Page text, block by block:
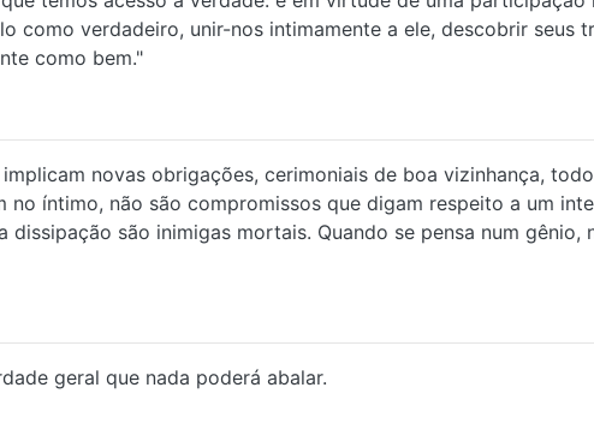
como verdadeiro, unir-nos intimamente a ele, descobrir seus
como bem."
novas obrigações, cerimoniais de boa vizinhança,
íntimo, não são compromissos que digam respeito a um
são inimigas mortais. Quando se pensa num gênio,
geral que nada poderá abalar.